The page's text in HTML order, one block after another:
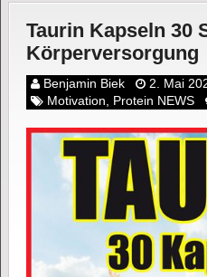
Taurin Kapseln 30
Körperversorgung
Benjamin Biek
2. Mai
Motivation
Protein NEWS